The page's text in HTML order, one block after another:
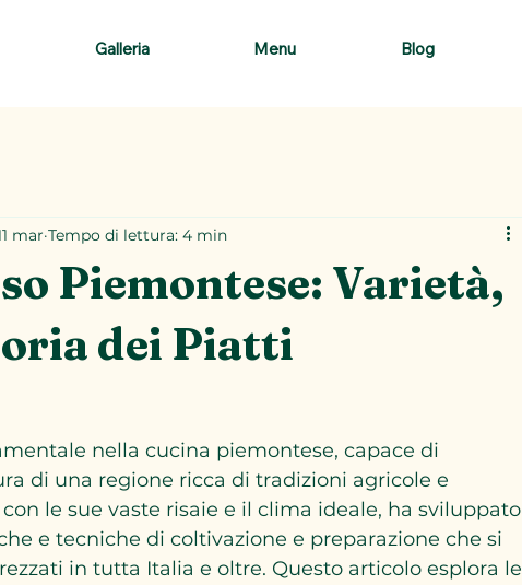
Galleria Menu Blog
Piemontese: Varietà,
dei Piatti
mar Tempo di lettura: 4 min
nella cucina piemontese, capace di
di una regione ricca di tradizioni agricole e
le sue vaste risaie e il clima ideale, ha sviluppato
e tecniche di coltivazione e preparazione che si
in tutta Italia e oltre. Questo articolo esplora le